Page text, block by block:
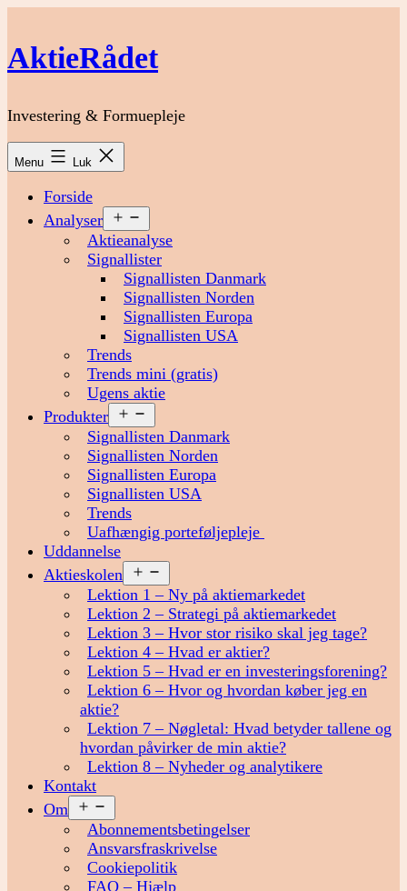
indhold
AktieRådet
Investering & Formuepleje
Menu Luk
Forside
Analyser
menu
Aktieanalyse
Signallister
Signallisten Danmark
Signallisten Norden
Signallisten Europa
Signallisten USA
Trends
Trends mini (gratis)
Ugens aktie
Produkter
menu
Signallisten Danmark
Signallisten Norden
Signallisten Europa
Signallisten USA
Trends
Uafhængig porteføljepleje
Uddannelse
Aktieskolen
menu
Lektion 1 – Ny på aktiemarkedet
Lektion 2 – Strategi på aktiemarkedet
Lektion 3 – Hvor stor risiko skal jeg tage?
Lektion 4 – Hvad er aktier?
Lektion 5 – Hvad er en investeringsforening?
Lektion 6 – Hvor og hvordan køber jeg en
aktie?
Lektion 7 – Nøgletal: Hvad betyder tallene og
hvordan påvirker de min aktie?
Lektion 8 – Nyheder og analytikere
Kontakt
Om
menu
Abonnementsbetingelser
Ansvarsfraskrivelse
Cookiepolitik
FAQ – Hjælp